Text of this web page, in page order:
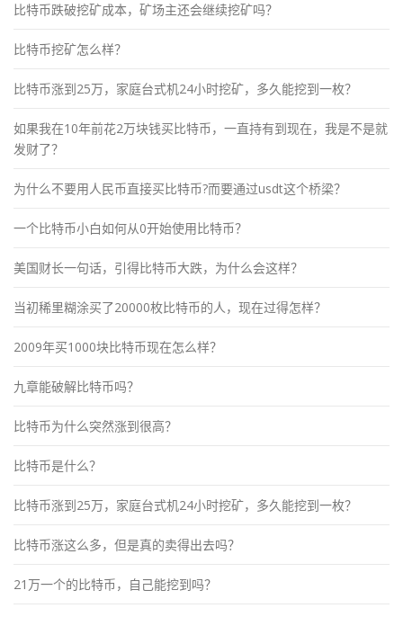
比特币跌破挖矿成本，矿场主还会继续挖矿吗？
比特币挖矿怎么样？
比特币涨到25万，家庭台式机24小时挖矿，多久能挖到一枚？
如果我在10年前花2万块钱买比特币，一直持有到现在，我是不是就
发财了？
为什么不要用人民币直接买比特币?而要通过usdt这个桥梁？
一个比特币小白如何从0开始使用比特币？
美国财长一句话，引得比特币大跌，为什么会这样？
当初稀里糊涂买了20000枚比特币的人，现在过得怎样？
2009年买1000块比特币现在怎么样？
九章能破解比特币吗？
比特币为什么突然涨到很高？
比特币是什么？
比特币涨到25万，家庭台式机24小时挖矿，多久能挖到一枚？
比特币涨这么多，但是真的卖得出去吗？
21万一个的比特币，自己能挖到吗？